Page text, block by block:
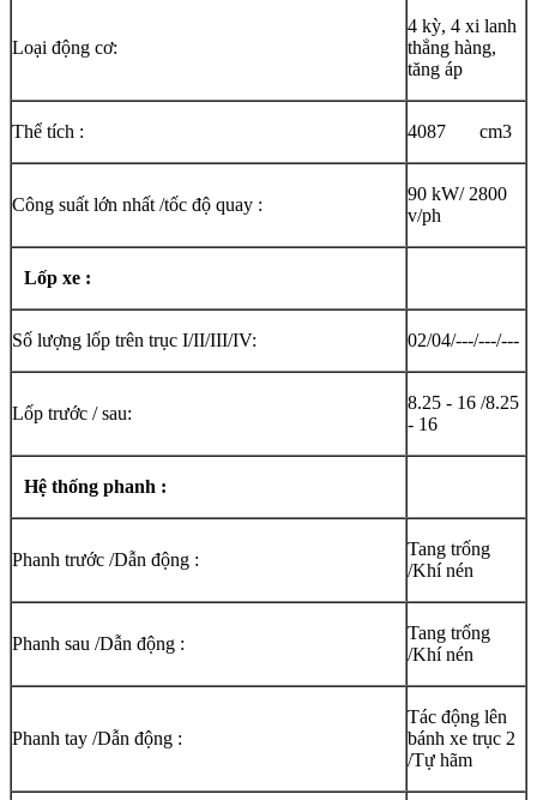
Loại động cơ:
4 kỳ, 4 xi lanh
thẳng hàng,
tăng áp
Thể tích : 4087 cm3
Công suất lớn nhất /tốc độ quay :
90 kW/ 2800
v/ph
Lốp xe :
Số lượng lốp trên trục I/II/III/IV: 02/04/---/---/---
Lốp trước / sau:
8.25 - 16 /8.25
- 16
Hệ thống phanh :
Phanh trước /Dẫn động :
Tang trống
/Khí nén
Phanh sau /Dẫn động :
Tang trống
/Khí nén
Phanh tay /Dẫn động :
Tác động lên
bánh xe trục 2
/Tự hãm